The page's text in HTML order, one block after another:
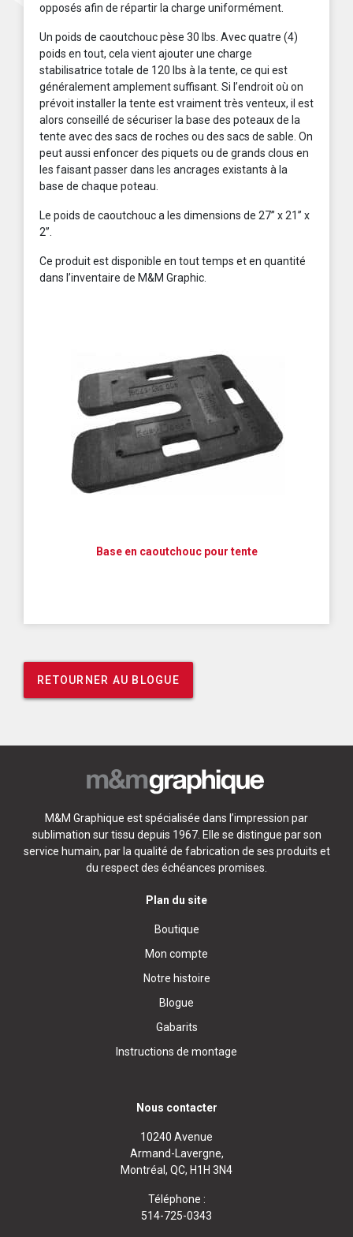
opposés afin de répartir la charge uniformément.
Un poids de caoutchouc pèse 30 lbs. Avec quatre (4)
poids en tout, cela vient ajouter une charge
stabilisatrice totale de 120 lbs à la tente, ce qui est
généralement amplement suffisant. Si l’endroit où on
prévoit installer la tente est vraiment très venteux, il est
alors conseillé de sécuriser la base des poteaux de la
tente avec des sacs de roches ou des sacs de sable. On
peut aussi enfoncer des piquets ou de grands clous en
les faisant passer dans les ancrages existants à la
base de chaque poteau.
Le poids de caoutchouc a les dimensions de 27’’ x 21’’ x
2’’.
Ce produit est disponible en tout temps et en quantité
dans l’inventaire de M&M Graphic.
Base en caoutchouc pour tente
RETOURNER AU BLOGUE
M&M Graphique est spécialisée dans l’impression par
sublimation sur tissu depuis 1967. Elle se distingue par son
service humain, par la qualité de fabrication de ses produits et
du respect des échéances promises.
Plan du site
Boutique
Mon compte
Notre histoire
Blogue
Gabarits
Instructions de montage
Nous contacter
10240 Avenue
Armand-Lavergne,
Montréal, QC, H1H 3N4
Téléphone :
514-725-0343